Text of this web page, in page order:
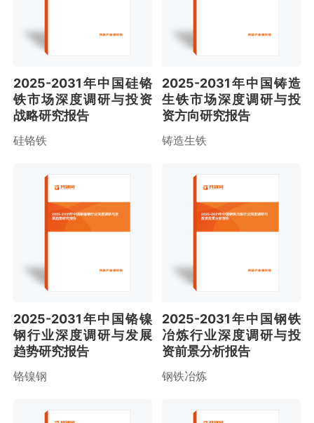
2025-2031年中国硅铬
铁市场深度调研与投资
战略研究报告
硅铬铁
2025-2031年中国铸造
生铁市场深度调研与投
资方向研究报告
铸造生铁
2025-2031年中国铬镍钢行业深度调研与发
展趋势研究报告
2025-2031年中国铬镍
钢行业深度调研与发展
趋势研究报告
铬镍钢
2025-2031年中国钢铁冶炼行业深度调研与
投资前景分析报告
2025-2031年中国钢铁
冶炼行业深度调研与投
资前景分析报告
钢铁冶炼